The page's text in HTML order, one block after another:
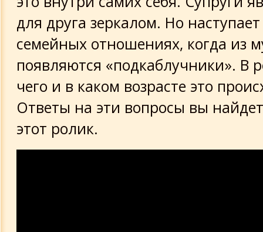
для друга зеркалом. Но
семейных отношениях, когда из
появляются «подкаблучники». В
чего и в каком возрасте это
Ответы на эти вопросы вы
этот ролик.